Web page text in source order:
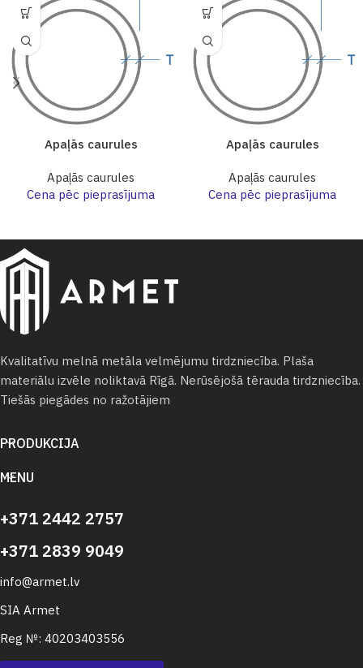
Apaļās caurules
Apaļās caurules
Cena pēc pieprasījuma
Apaļās caurules
Apaļās caurules
Cena pēc pieprasījuma
Kvalitatīvu melnā metāla velmējumu tirdzniecība. Plaša
materiālu izvēle noliktavā Rīgā. Nerūsējošā tērauda tirdzniecība.
Tiešās piegādes no ražotājiem
PRODUKCIJA
MENU
+371 2442 2757
+371 2839 9049
info@armet.lv
SIA Armet
Reg №: 40203403556